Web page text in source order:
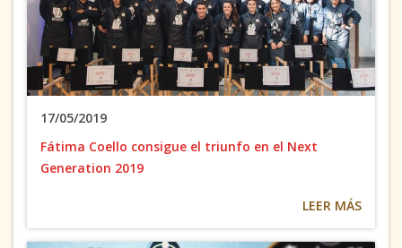
17/05/2019
Fátima Coello consigue el triunfo en el Next
Generation 2019
LEER MÁS